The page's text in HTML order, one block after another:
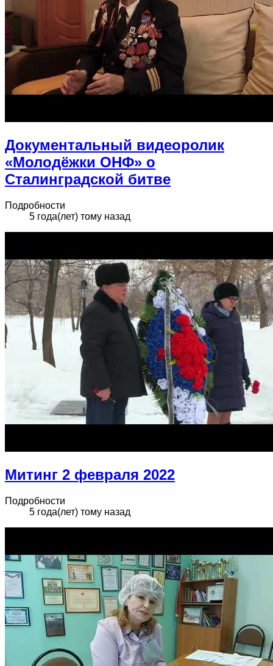
Документальный видеоролик
«Молодёжки ОНФ» о
Сталинградской битве
Подробности
5 года(лет) тому назад
Митинг 2 февраля 2022
Подробности
5 года(лет) тому назад